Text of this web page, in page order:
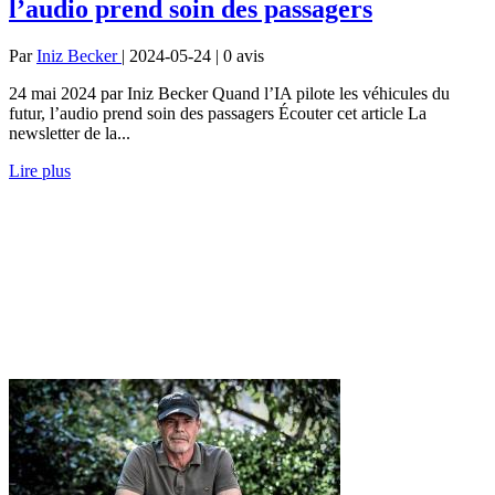
l’audio prend soin des passagers
ParIniz Becker | 2024-05-24 | 0 avis
24 mai 2024 par Iniz Becker Quand l’IA pilote les véhicules du
futur, l’audio prend soin des passagers Écouter cet article La
newsletter de la...
Lire plus